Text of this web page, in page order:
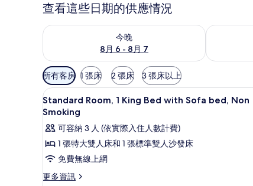
查看這些日期的供應情況
今晚
8月 6 - 8月 7
查看今晚 (8月 6 - 8月 7) 的供應情況 查看明天
可
用
的
客
房
選
條
件
所有客房 1 張床 2 張床 3 張床以上
顯
示
Standard
Room,
1
King
Bed
高級寢具、客房內保險箱
21
Standard Room, 1 King Bed with Sofa bed, Non
Smoking
可容納 3 人 (依實際入住人數計費)
1 張特大雙人床和 1 張標準雙人沙發床
免費無線上網
更多資訊
更